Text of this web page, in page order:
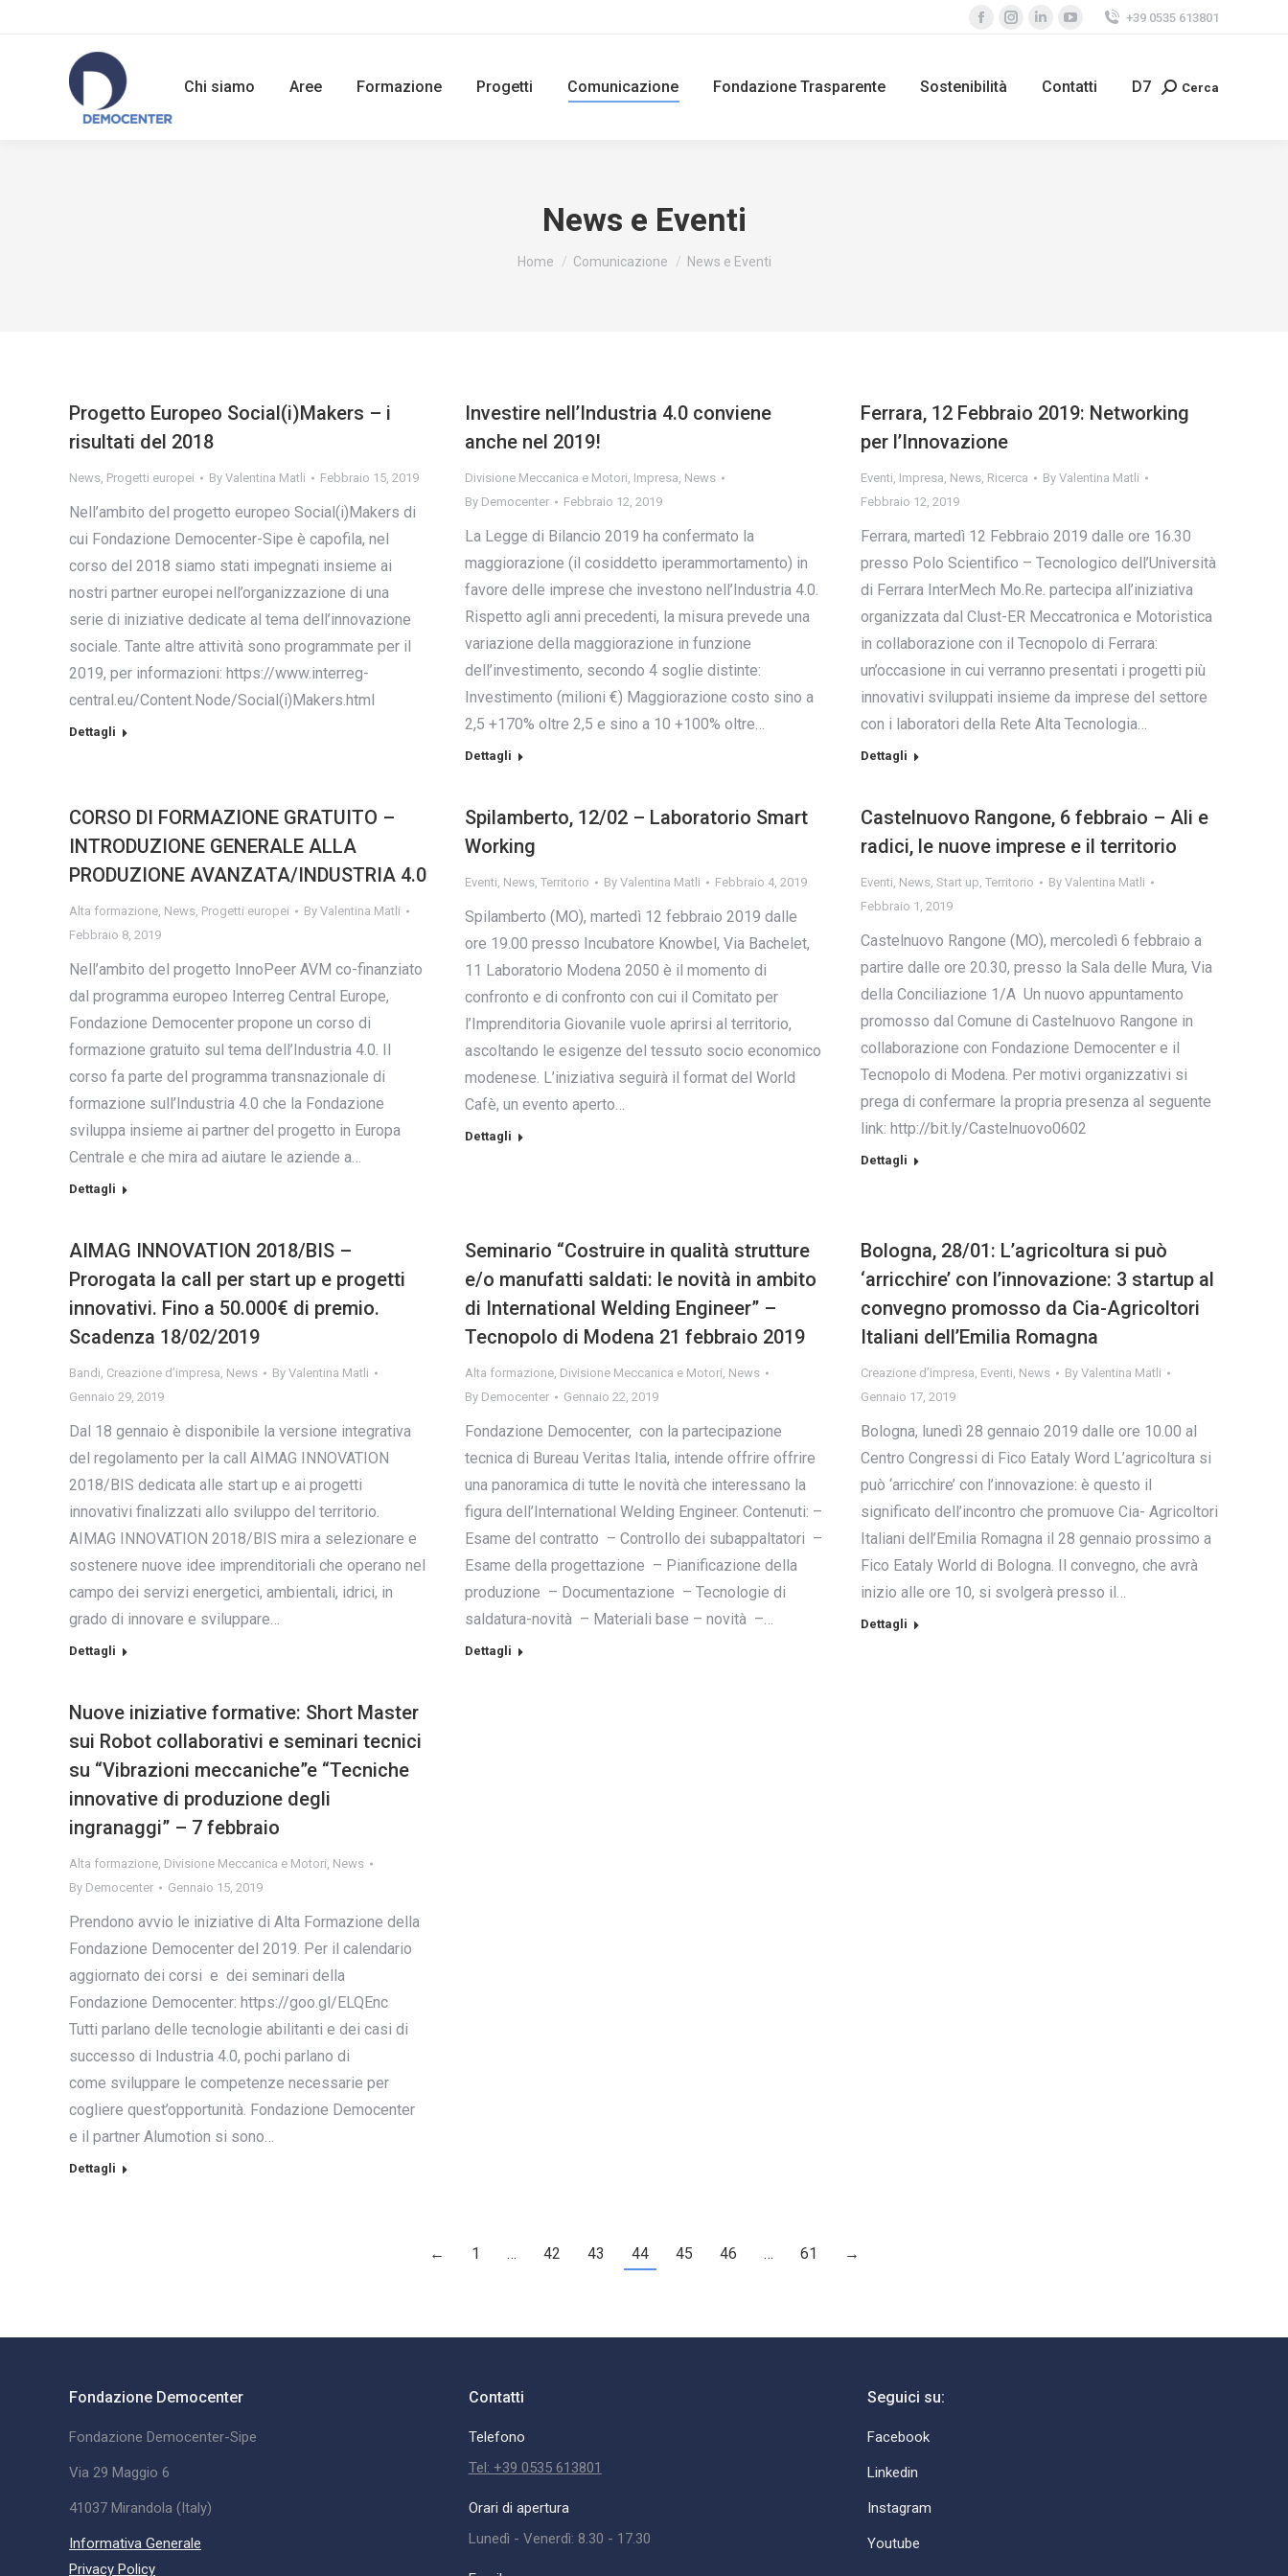
+39 0535 613801
Chi siamo Aree Formazione Progetti Comunicazione Fondazione Trasparente Sostenibilità Contatti D7 Cerca
News e Eventi
You are here:
Home Comunicazione News e Eventi
Progetto Europeo Social(i)Makers – i
risultati del 2018
News, Progetti europei By Valentina Matli Febbraio 15, 2019
Nell’ambito del progetto europeo Social(i)Makers di
cui Fondazione Democenter-Sipe è capofila, nel
corso del 2018 siamo stati impegnati insieme ai
nostri partner europei nell’organizzazione di una
serie di iniziative dedicate al tema dell’innovazione
sociale. Tante altre attività sono programmate per il
2019, per informazioni: https://www.interreg-
central.eu/Content.Node/Social(i)Makers.html
Dettagli
Investire nell’Industria 4.0 conviene
anche nel 2019!
Divisione Meccanica e Motori, Impresa, News
By Democenter Febbraio 12, 2019
La Legge di Bilancio 2019 ha confermato la
maggiorazione (il cosiddetto iperammortamento) in
favore delle imprese che investono nell’Industria 4.0.
Rispetto agli anni precedenti, la misura prevede una
variazione della maggiorazione in funzione
dell’investimento, secondo 4 soglie distinte:
Investimento (milioni €) Maggiorazione costo sino a
2,5 +170% oltre 2,5 e sino a 10 +100% oltre…
Dettagli
Ferrara, 12 Febbraio 2019: Networking
per l’Innovazione
Eventi, Impresa, News, Ricerca By Valentina Matli
Febbraio 12, 2019
Ferrara, martedì 12 Febbraio 2019 dalle ore 16.30
presso Polo Scientifico – Tecnologico dell’Università
di Ferrara InterMech Mo.Re. partecipa all’iniziativa
organizzata dal Clust-ER Meccatronica e Motoristica
in collaborazione con il Tecnopolo di Ferrara:
un’occasione in cui verranno presentati i progetti più
innovativi sviluppati insieme da imprese del settore
con i laboratori della Rete Alta Tecnologia…
Dettagli
CORSO DI FORMAZIONE GRATUITO –
INTRODUZIONE GENERALE ALLA
PRODUZIONE AVANZATA/INDUSTRIA 4.0
Alta formazione, News, Progetti europei By Valentina Matli
Febbraio 8, 2019
Nell’ambito del progetto InnoPeer AVM co-finanziato
dal programma europeo Interreg Central Europe,
Fondazione Democenter propone un corso di
formazione gratuito sul tema dell’Industria 4.0. Il
corso fa parte del programma transnazionale di
formazione sull’Industria 4.0 che la Fondazione
sviluppa insieme ai partner del progetto in Europa
Centrale e che mira ad aiutare le aziende a…
Dettagli
Spilamberto, 12/02 – Laboratorio Smart
Working
Eventi, News, Territorio By Valentina Matli Febbraio 4, 2019
Spilamberto (MO), martedì 12 febbraio 2019 dalle
ore 19.00 presso Incubatore Knowbel, Via Bachelet,
11 Laboratorio Modena 2050 è il momento di
confronto e di confronto con cui il Comitato per
l’Imprenditoria Giovanile vuole aprirsi al territorio,
ascoltando le esigenze del tessuto socio economico
modenese. L’iniziativa seguirà il format del World
Cafè, un evento aperto…
Dettagli
Castelnuovo Rangone, 6 febbraio – Ali e
radici, le nuove imprese e il territorio
Eventi, News, Start up, Territorio By Valentina Matli
Febbraio 1, 2019
Castelnuovo Rangone (MO), mercoledì 6 febbraio a
partire dalle ore 20.30, presso la Sala delle Mura, Via
della Conciliazione 1/A Un nuovo appuntamento
promosso dal Comune di Castelnuovo Rangone in
collaborazione con Fondazione Democenter e il
Tecnopolo di Modena. Per motivi organizzativi si
prega di confermare la propria presenza al seguente
link: http://bit.ly/Castelnuovo0602
Dettagli
AIMAG INNOVATION 2018/BIS –
Prorogata la call per start up e progetti
innovativi. Fino a 50.000€ di premio.
Scadenza 18/02/2019
Bandi, Creazione d’impresa, News By Valentina Matli
Gennaio 29, 2019
Dal 18 gennaio è disponibile la versione integrativa
del regolamento per la call AIMAG INNOVATION
2018/BIS dedicata alle start up e ai progetti
innovativi finalizzati allo sviluppo del territorio.
AIMAG INNOVATION 2018/BIS mira a selezionare e
sostenere nuove idee imprenditoriali che operano nel
campo dei servizi energetici, ambientali, idrici, in
grado di innovare e sviluppare…
Dettagli
Seminario “Costruire in qualità strutture
e/o manufatti saldati: le novità in ambito
di International Welding Engineer” –
Tecnopolo di Modena 21 febbraio 2019
Alta formazione, Divisione Meccanica e Motori, News
By Democenter Gennaio 22, 2019
Fondazione Democenter, con la partecipazione
tecnica di Bureau Veritas Italia, intende offrire offrire
una panoramica di tutte le novità che interessano la
figura dell’International Welding Engineer. Contenuti: –
Esame del contratto – Controllo dei subappaltatori –
Esame della progettazione – Pianificazione della
produzione – Documentazione – Tecnologie di
saldatura-novità – Materiali base – novità –…
Dettagli
Bologna, 28/01: L’agricoltura si può
‘arricchire’ con l’innovazione: 3 startup al
convegno promosso da Cia-Agricoltori
Italiani dell’Emilia Romagna
Creazione d’impresa, Eventi, News By Valentina Matli
Gennaio 17, 2019
Bologna, lunedì 28 gennaio 2019 dalle ore 10.00 al
Centro Congressi di Fico Eataly Word L’agricoltura si
può ‘arricchire’ con l’innovazione: è questo il
significato dell’incontro che promuove Cia- Agricoltori
Italiani dell’Emilia Romagna il 28 gennaio prossimo a
Fico Eataly World di Bologna. Il convegno, che avrà
inizio alle ore 10, si svolgerà presso il…
Dettagli
Nuove iniziative formative: Short Master
sui Robot collaborativi e seminari tecnici
su “Vibrazioni meccaniche”e “Tecniche
innovative di produzione degli
ingranaggi” – 7 febbraio
Alta formazione, Divisione Meccanica e Motori, News
By Democenter Gennaio 15, 2019
Prendono avvio le iniziative di Alta Formazione della
Fondazione Democenter del 2019. Per il calendario
aggiornato dei corsi e dei seminari della
Fondazione Democenter: https://goo.gl/ELQEnc
Tutti parlano delle tecnologie abilitanti e dei casi di
successo di Industria 4.0, pochi parlano di
come sviluppare le competenze necessarie per
cogliere quest’opportunità. Fondazione Democenter
e il partner Alumotion si sono…
Dettagli
← 1 … 42 43 44 45 46 … 61 →
Fondazione Democenter
Fondazione Democenter-Sipe
Via 29 Maggio 6
41037 Mirandola (Italy)
Informativa Generale
Privacy Policy
Contatti
Telefono
Tel: +39 0535 613801
Orari di apertura
Lunedì - Venerdì: 8.30 - 17.30
Seguici su:
Facebook
Linkedin
Instagram
Youtube